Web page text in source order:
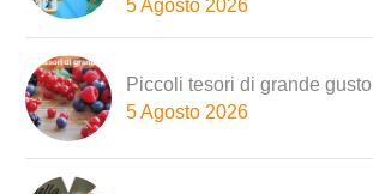
5 Agosto 2026
Piccoli tesori di grande gusto
5 Agosto 2026